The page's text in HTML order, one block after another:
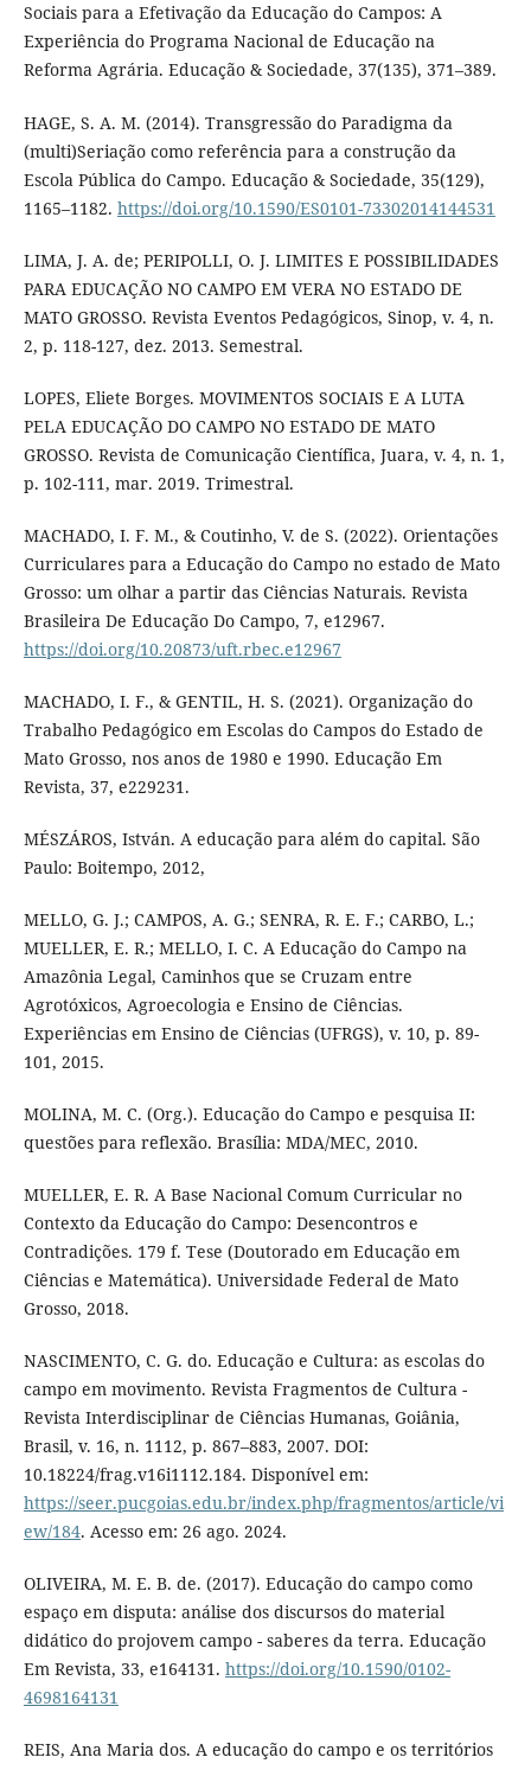
Sociais para a Efetivação da Educação do Campos: A
Experiência do Programa Nacional de Educação na
Reforma Agrária. Educação & Sociedade, 37(135), 371–389.
HAGE, S. A. M. (2014). Transgressão do Paradigma da
(multi)Seriação como referência para a construção da
Escola Pública do Campo. Educação & Sociedade, 35(129),
1165–1182. https://doi.org/10.1590/ES0101-73302014144531
LIMA, J. A. de; PERIPOLLI, O. J. LIMITES E POSSIBILIDADES
PARA EDUCAÇÃO NO CAMPO EM VERA NO ESTADO DE
MATO GROSSO. Revista Eventos Pedagógicos, Sinop, v. 4, n.
2, p. 118-127, dez. 2013. Semestral.
LOPES, Eliete Borges. MOVIMENTOS SOCIAIS E A LUTA
PELA EDUCAÇÃO DO CAMPO NO ESTADO DE MATO
GROSSO. Revista de Comunicação Científica, Juara, v. 4, n. 1,
p. 102-111, mar. 2019. Trimestral.
MACHADO, I. F. M., & Coutinho, V. de S. (2022). Orientações
Curriculares para a Educação do Campo no estado de Mato
Grosso: um olhar a partir das Ciências Naturais. Revista
Brasileira De Educação Do Campo, 7, e12967.
https://doi.org/10.20873/uft.rbec.e12967
MACHADO, I. F., & GENTIL, H. S. (2021). Organização do
Trabalho Pedagógico em Escolas do Campos do Estado de
Mato Grosso, nos anos de 1980 e 1990. Educação Em
Revista, 37, e229231.
MÉSZÁROS, István. A educação para além do capital. São
Paulo: Boitempo, 2012,
MELLO, G. J.; CAMPOS, A. G.; SENRA, R. E. F.; CARBO, L.;
MUELLER, E. R.; MELLO, I. C. A Educação do Campo na
Amazônia Legal, Caminhos que se Cruzam entre
Agrotóxicos, Agroecologia e Ensino de Ciências.
Experiências em Ensino de Ciências (UFRGS), v. 10, p. 89-
101, 2015.
MOLINA, M. C. (Org.). Educação do Campo e pesquisa II:
questões para reflexão. Brasília: MDA/MEC, 2010.
MUELLER, E. R. A Base Nacional Comum Curricular no
Contexto da Educação do Campo: Desencontros e
Contradições. 179 f. Tese (Doutorado em Educação em
Ciências e Matemática). Universidade Federal de Mato
Grosso, 2018.
NASCIMENTO, C. G. do. Educação e Cultura: as escolas do
campo em movimento. Revista Fragmentos de Cultura -
Revista Interdisciplinar de Ciências Humanas, Goiânia,
Brasil, v. 16, n. 1112, p. 867–883, 2007. DOI:
10.18224/frag.v16i1112.184. Disponível em:
https://seer.pucgoias.edu.br/index.php/fragmentos/article/vi
ew/184. Acesso em: 26 ago. 2024.
OLIVEIRA, M. E. B. de. (2017). Educação do campo como
espaço em disputa: análise dos discursos do material
didático do projovem campo - saberes da terra. Educação
Em Revista, 33, e164131. https://doi.org/10.1590/0102-
4698164131
REIS, Ana Maria dos. A educação do campo e os territórios